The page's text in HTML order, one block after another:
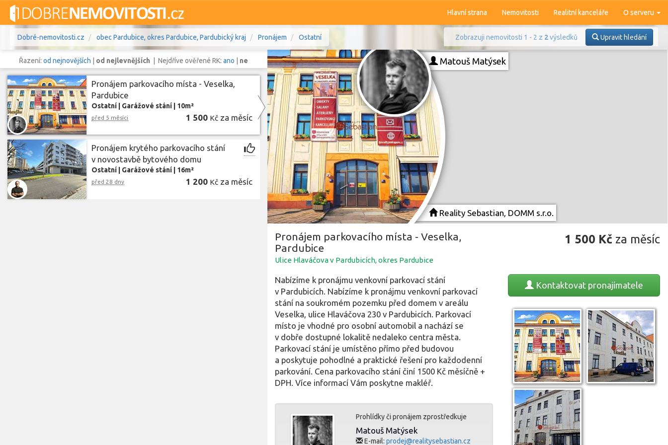
Hlavní strana Nemovitosti Realitní kanceláře O serveru
Zobrazuji nemovitosti 1 - 2 z 2výsledků Upravit hledání
Dobré-nemovitosti.cz obec Pardubice, okres Pardubice, Pardubický kraj Pronájem Ostatní
Vše Byty Domy Pozemky Ostatní
Lokalita obec Pardubice,okres Pardubice, Pardubický kraj Prodej i pronájem
Cena Typ Typ
Zobrazit128nemovitostí
Řazení:od nejnovějších od nejlevnějších | Nejdříve ověřené RK:ano ne
Pronájem parkovacího místa - Veselka,
Pardubice
Ostatní Garážové stání 10m²
před 5 měsíci 1 500 Kč za měsíc
Pronájem krytého parkovacího stání
v novostavbě bytového domu
Ostatní Garážové stání 16m²
před 28 dny 1 200 Kč za měsíc
Matouš Matýsek
Reality Sebastian, DOMM s.r.o.
1 500 Kč za měsíc
Pronájem parkovacího místa - Veselka,
Pardubice
Ulice Hlaváčova v Pardubicích, okres Pardubice
Nabízíme k pronájmu venkovní parkovací stání
v Pardubicích. Nabízíme k pronájmu venkovní parkovací
stání na soukromém pozemku před domem v areálu
Veselka, ulice Hlaváčova 230 v Pardubicích. Parkovací
místo je vhodné pro osobní automobil a nachází se
v dobře dostupné lokalitě nedaleko centra města.
Parkovací stání je umístěno přímo před budovou
a poskytuje pohodlné a praktické řešení pro každodenní
parkování. Cena parkovacího stání činí 1500 Kč měsíčně +
DPH. Více informací Vám poskytne makléř.
Prohlídky či pronájem zprostředkuje
Matouš Matýsek
E-mail: prodej@realitysebastian.cz
Kontaktovat pronajímatele